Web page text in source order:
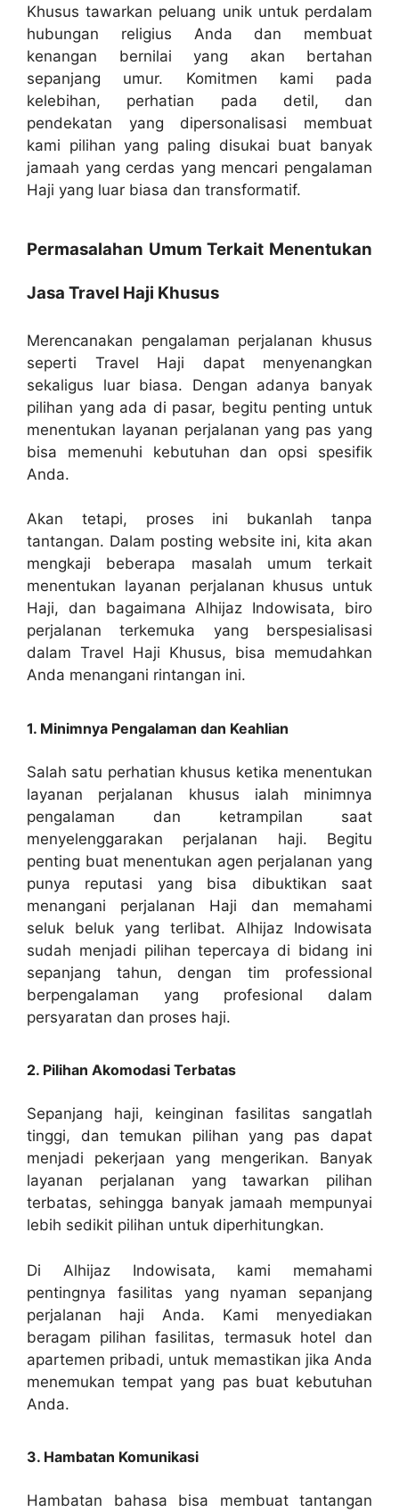
Khusus tawarkan peluang unik untuk perdalam
hubungan religius Anda dan membuat
kenangan bernilai yang akan bertahan
sepanjang umur. Komitmen kami pada
kelebihan, perhatian pada detil, dan
pendekatan yang dipersonalisasi membuat
kami pilihan yang paling disukai buat banyak
jamaah yang cerdas yang mencari pengalaman
Haji yang luar biasa dan transformatif.
Permasalahan Umum Terkait Menentukan
Jasa Travel Haji Khusus
Merencanakan pengalaman perjalanan khusus
seperti Travel Haji dapat menyenangkan
sekaligus luar biasa. Dengan adanya banyak
pilihan yang ada di pasar, begitu penting untuk
menentukan layanan perjalanan yang pas yang
bisa memenuhi kebutuhan dan opsi spesifik
Anda.
Akan tetapi, proses ini bukanlah tanpa
tantangan. Dalam posting website ini, kita akan
mengkaji beberapa masalah umum terkait
menentukan layanan perjalanan khusus untuk
Haji, dan bagaimana Alhijaz Indowisata, biro
perjalanan terkemuka yang berspesialisasi
dalam Travel Haji Khusus, bisa memudahkan
Anda menangani rintangan ini.
1. Minimnya Pengalaman dan Keahlian
Salah satu perhatian khusus ketika menentukan
layanan perjalanan khusus ialah minimnya
pengalaman dan ketrampilan saat
menyelenggarakan perjalanan haji. Begitu
penting buat menentukan agen perjalanan yang
punya reputasi yang bisa dibuktikan saat
menangani perjalanan Haji dan memahami
seluk beluk yang terlibat. Alhijaz Indowisata
sudah menjadi pilihan tepercaya di bidang ini
sepanjang tahun, dengan tim professional
berpengalaman yang profesional dalam
persyaratan dan proses haji.
2. Pilihan Akomodasi Terbatas
Sepanjang haji, keinginan fasilitas sangatlah
tinggi, dan temukan pilihan yang pas dapat
menjadi pekerjaan yang mengerikan. Banyak
layanan perjalanan yang tawarkan pilihan
terbatas, sehingga banyak jamaah mempunyai
lebih sedikit pilihan untuk diperhitungkan.
Di Alhijaz Indowisata, kami memahami
pentingnya fasilitas yang nyaman sepanjang
perjalanan haji Anda. Kami menyediakan
beragam pilihan fasilitas, termasuk hotel dan
apartemen pribadi, untuk memastikan jika Anda
menemukan tempat yang pas buat kebutuhan
Anda.
3. Hambatan Komunikasi
Hambatan bahasa bisa membuat tantangan